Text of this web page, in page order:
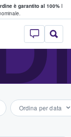
è garantito al 100%I
- Dove
Ordina per data